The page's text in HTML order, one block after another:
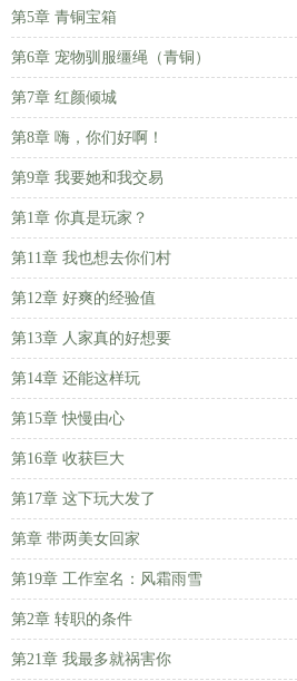
第5章 青铜宝箱
第6章 宠物驯服缰绳（青铜）
第7章 红颜倾城
第8章 嗨，你们好啊！
第9章 我要她和我交易
第1章 你真是玩家？
第11章 我也想去你们村
第12章 好爽的经验值
第13章 人家真的好想要
第14章 还能这样玩
第15章 快慢由心
第16章 收获巨大
第17章 这下玩大发了
第章 带两美女回家
第19章 工作室名：风霜雨雪
第2章 转职的条件
第21章 我最多就祸害你